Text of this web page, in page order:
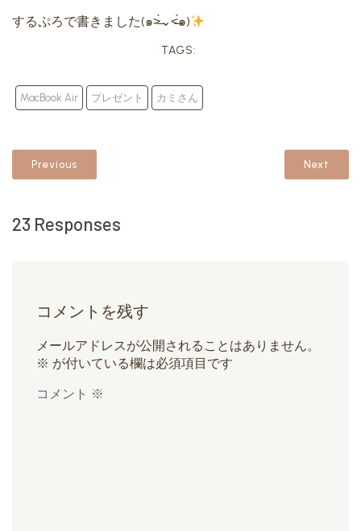
するぷろで書きました(๑˃̶̀⌄˂̶́๑)
TAGS:
MacBook Air プレゼント カミさん
Previous Next
23 Responses
コメントを残す
メールアドレスが公開されることはありません。
※ が付いている欄は必須項目です
コメント ※